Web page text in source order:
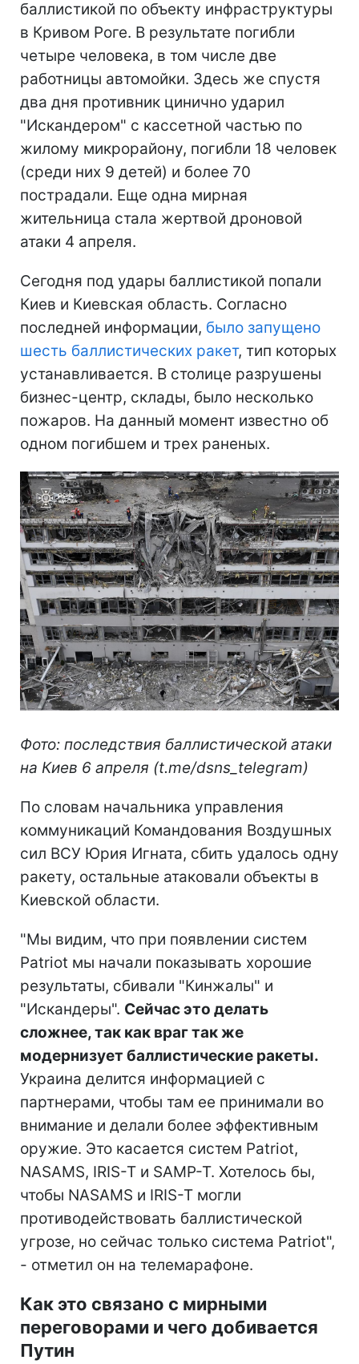
баллистикой по объекту инфраструктуры
в Кривом Роге. В результате погибли
четыре человека, в том числе две
работницы автомойки. Здесь же спустя
два дня противник цинично ударил
"Искандером" с кассетной частью по
жилому микрорайону, погибли 18 человек
(среди них 9 детей) и более 70
пострадали. Еще одна мирная
жительница стала жертвой дроновой
атаки 4 апреля.
Сегодня под удары баллистикой попали
Киев и Киевская область. Согласно
последней информации, было запущено
шесть баллистических ракет, тип которых
устанавливается. В столице разрушены
бизнес-центр, склады, было несколько
пожаров. На данный момент известно об
одном погибшем и трех раненых.
Фото: последствия баллистической атаки
на Киев 6 апреля (t.me/dsns_telegram)
По словам начальника управления
коммуникаций Командования Воздушных
сил ВСУ Юрия Игната, сбить удалось одну
ракету, остальные атаковали объекты в
Киевской области.
"Мы видим, что при появлении систем
Patriot мы начали показывать хорошие
результаты, сбивали "Кинжалы" и
"Искандеры". Сейчас это делать
сложнее, так как враг так же
модернизует баллистические ракеты.
Украина делится информацией с
партнерами, чтобы там ее принимали во
внимание и делали более эффективным
оружие. Это касается систем Patriot,
NASAMS, IRIS-T и SAMP-T. Хотелось бы,
чтобы NASAMS и IRIS-T могли
противодействовать баллистической
угрозе, но сейчас только система Patriot",
- отметил он на телемарафоне.
Как это связано с мирными
переговорами и чего добивается
Путин